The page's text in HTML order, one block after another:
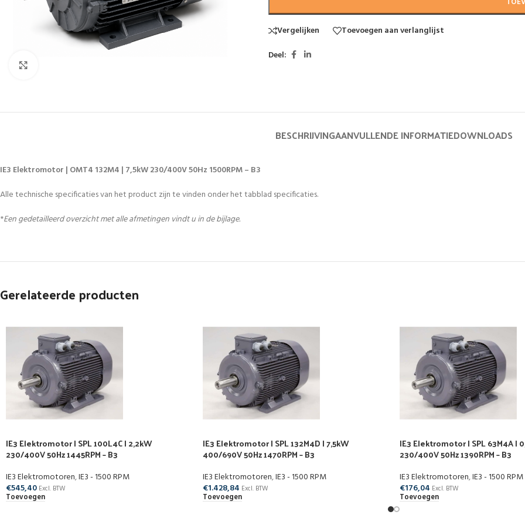
Vergelijken
Toevoegen aan verlanglijst
Deel:
BESCHRIJVINGAANVULLENDE INFORMATIEDOWNLOADS
IE3 Elektromotor | OMT4 132M4 | 7,5kW 230/400V 50Hz 1500RPM – B3
Alle technische specificaties van het product zijn te vinden onder het tabblad specificaties.
*Een gedetailleerd overzicht met alle afmetingen vindt u in de bijlage.
Gerelateerde producten
IE3 Elektromotor | SPL 100L4C | 2,2kW
230/400V 50Hz 1445RPM – B3
IE3 Elektromotoren,IE3 - 1500 RPM
€545,40 Excl. BTW
Toevoegen
IE3 Elektromotor | SPL 132M4D | 7,5kW
400/690V 50Hz 1470RPM – B3
IE3 Elektromotoren,IE3 - 1500 RPM
€1.428,84 Excl. BTW
Toevoegen
IE3 Elektromotor | SPL 63M4A |
230/400V 50Hz 1390RPM – B3
IE3 Elektromotoren,IE3 - 1500 RPM
€176,04 Excl. BTW
Toevoegen